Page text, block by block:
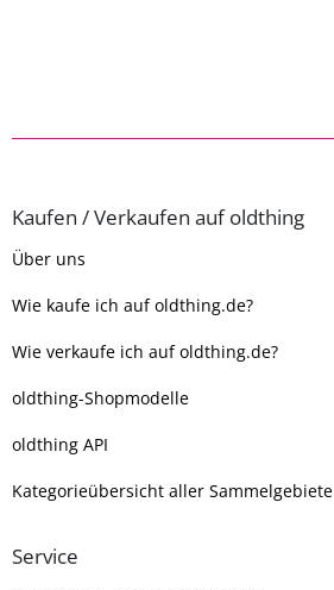
Kaufen / Verkaufen auf oldthing
Über uns
Wie kaufe ich auf oldthing.de?
Wie verkaufe ich auf oldthing.de?
oldthing-Shopmodelle
oldthing API
Kategorieübersicht aller Sammelgebiete
Service